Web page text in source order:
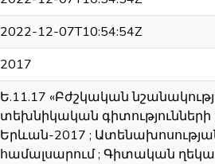
2022-12-07T10:54:54Z
2017
Ե.11.17 «Բժշկական
տեխնիկական
Երևան-2017 ;
համալսարում ; Գիտական